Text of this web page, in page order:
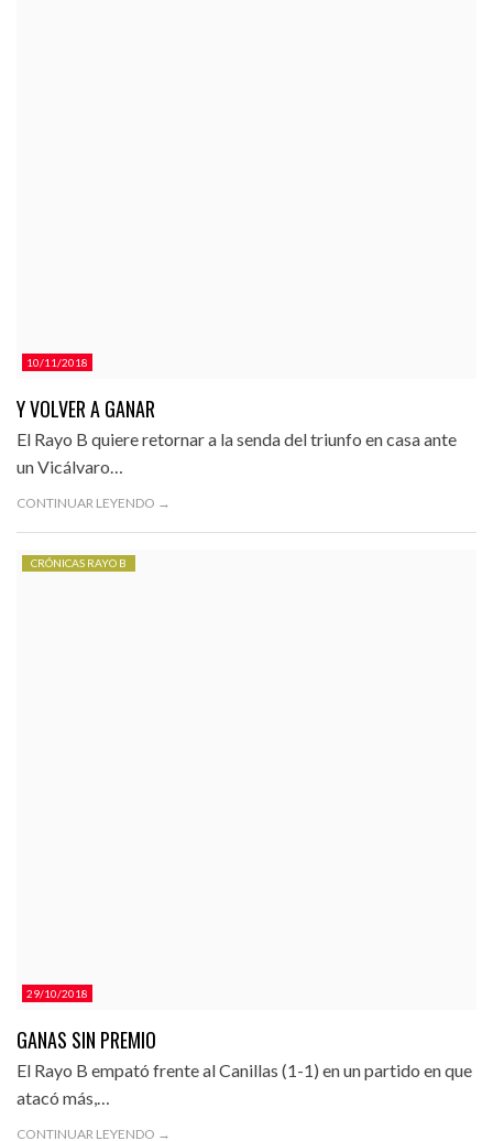
10/11/2018
Y VOLVER A GANAR
El Rayo B quiere retornar a la senda del triunfo en casa ante
un Vicálvaro…
CONTINUAR LEYENDO →
29/10/2018
CRÓNICAS RAYO B
GANAS SIN PREMIO
El Rayo B empató frente al Canillas (1-1) en un partido en que
atacó más,…
CONTINUAR LEYENDO →